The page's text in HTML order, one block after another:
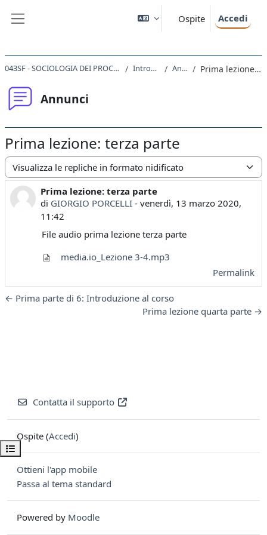
Ospite Accedi
Apri indice del corso
043SF - SOCIOLOGIA DEI PROCESSI CULTURALI 2019 Introduzione Annunci Prima lezione: terza parte
Annunci
Prima lezione: terza parte
Modalità visualizzazione
Prima lezione: terza parte
di GIORGIO PORCELLI- venerdì, 13 marzo 2020,
11:42
Numero di risposte: 0
File audio prima lezione terza parte
media.io_Lezione 3-4.mp3
Permalink
← Prima parte di 6: Introduzione al corso
Prima lezione quarta parte →
Contatta il supporto
Ospite (Accedi)
Ottieni l'app mobile
Passa al tema standard
Powered by Moodle